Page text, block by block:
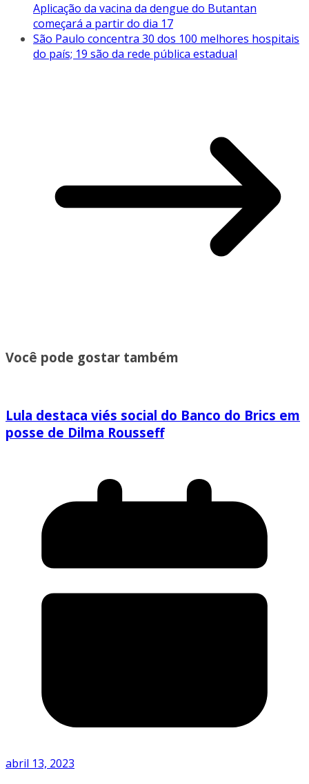
Aplicação da vacina da dengue do Butantan
começará a partir do dia 17
São Paulo concentra 30 dos 100 melhores hospitais
do país; 19 são da rede pública estadual
Você pode gostar também
Lula destaca viés social do Banco do Brics em
posse de Dilma Rousseff
abril 13, 2023